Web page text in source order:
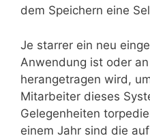
dem Speichern eine
Je starrer ein neu
Anwendung ist oder
herangetragen wird,
Mitarbeiter dieses
Gelegenheiten
einem Jahr sind die